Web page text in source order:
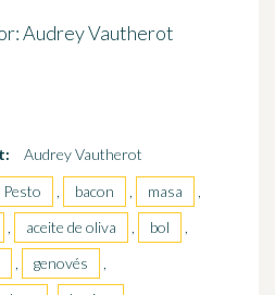
Audrey Vautherot
Audrey Vautherot
Pesto , bacon , masa
,
, aceite de oliva , bol
,
, genovés
,